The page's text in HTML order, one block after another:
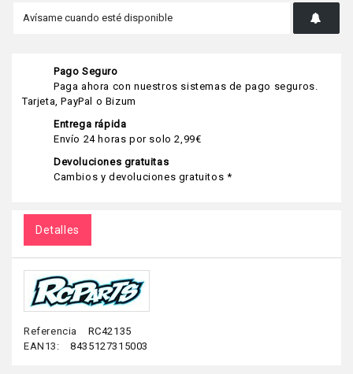
Pago Seguro
Paga ahora con nuestros sistemas de pago seguros.
Tarjeta, PayPal o Bizum
Entrega rápida
Envío 24 horas por solo 2,99€
Devoluciones gratuitas
Cambios y devoluciones gratuitos *
Detalles
Referencia
RC42135
EAN13:
8435127315003